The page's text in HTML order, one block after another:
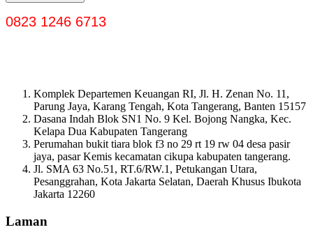
0823 1246 6713
Komplek Departemen Keuangan RI, Jl. H. Zenan No. 11,
Parung Jaya, Karang Tengah, Kota Tangerang, Banten 15157
Dasana Indah Blok SN1 No. 9 Kel. Bojong Nangka, Kec.
Kelapa Dua Kabupaten Tangerang
Perumahan bukit tiara blok f3 no 29 rt 19 rw 04 desa pasir
jaya, pasar Kemis kecamatan cikupa kabupaten tangerang.
Jl. SMA 63 No.51, RT.6/RW.1, Petukangan Utara,
Pesanggrahan, Kota Jakarta Selatan, Daerah Khusus Ibukota
Jakarta 12260
Laman